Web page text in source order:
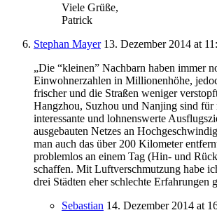
Viele Grüße,
Patrick
Stephan Mayer 13. Dezember 2014 at
„Die “kleinen” Nachbarn haben immer
Einwohnerzahlen in Millionenhöhe,
frischer und die Straßen weniger
Hangzhou, Suzhou und Nanjing sind für
interessante und lohnenswerte
ausgebauten Netzes an
man auch das über 200 Kilometer
problemlos an einem Tag (Hin- und
schaffen. Mit Luftverschmutzung habe
drei Städten eher schlechte Erfahrungen
Sebastian 14. Dezember 2014 at